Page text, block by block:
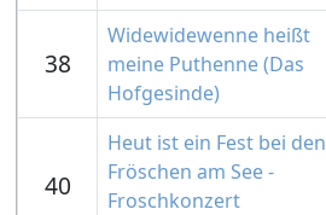
38
Widewidewenne heißt
meine Puthenne (Das
Hofgesinde)
40
Heut ist ein Fest bei den
Fröschen am See -
Froschkonzert